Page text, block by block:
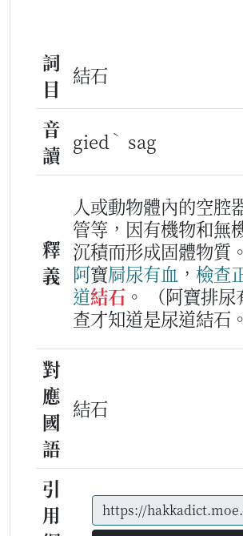
詞
目
結石
音
讀
gied ˋ sag
釋
義
人或動物體內的空腔
管等，因有機物和無
沉積而形成固體物質。
阿寶屙尿有血 ， 檢查
道結石 。
（阿寶排
查才知道是尿道結石
對
應
國
語
結石
引
用